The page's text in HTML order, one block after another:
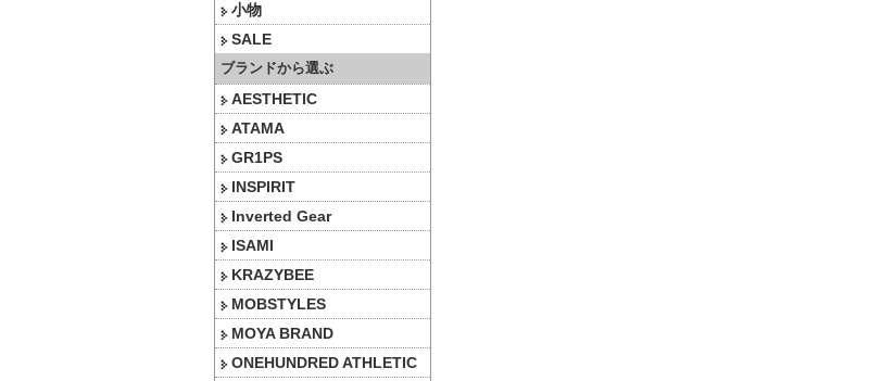
小物
SALE
ブランドから選ぶ
AESTHETIC
ATAMA
GR1PS
INSPIRIT
Inverted Gear
ISAMI
KRAZYBEE
MOBSTYLES
MOYA BRAND
ONEHUNDRED ATHLETIC